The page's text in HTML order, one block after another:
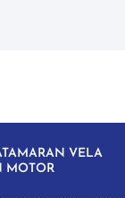
VELA
MOTOR